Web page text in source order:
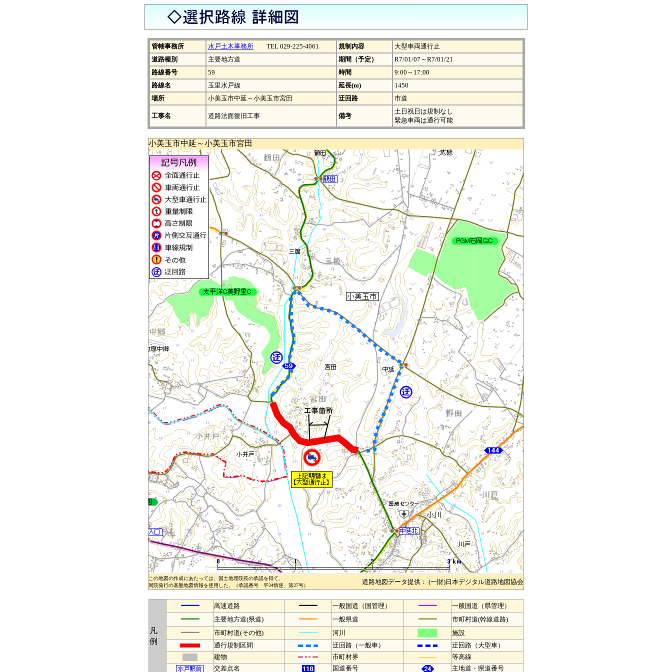
管轄事務所 水戸土木事務所TEL 029-225-4061 規制内容
大型車両通行止
道路種別
主要地方道 期間（予定）
R7/01/07～R7/01/21
路線番号
59 時間
9:00～17:00
路線名
玉里水戸線 延長(m)
1450
場所
小美玉市中延～小美玉市宮田 迂回路 市道
工事名 道路法面復旧工事 備考
土日祝日は規制なし
緊急車両は通行可能
小美玉市中延～小美玉市宮田
この地図の作成にあたっては、国土地理院長の承認を得て、
同院発行の基盤地図情報を使用した。（承認番号 平24情使、第27号）
道路地図データ提供： (一財)日本デジタル道路地図協会
凡
例
━━ 高速道路 ━━ 一般国道（国管理） ━━ 一般国道（県管理）
━━ 主要地方道(県道) ━━ 一般県道 ━━ 市町村道(幹線道路)
━━ 市町村道(その他) ━━ 河川
施設
通行規制区間
迂回路（一般車）
迂回路（大型車）
建物
市町村界 ――
等高線
交差点名
国道番号 主地道・県道番号